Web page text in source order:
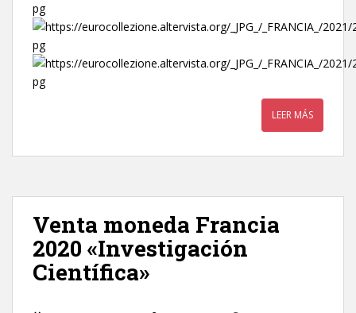
LEER MÁS
Venta moneda Francia
2020 «Investigación
Científica»